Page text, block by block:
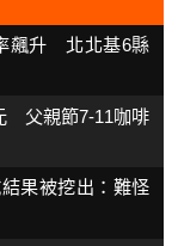
飆升 北北基6縣
父親節7-11咖啡
果被挖出：難怪